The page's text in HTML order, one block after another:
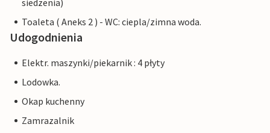
siedzenia)
Toaleta ( Aneks 2 ) - WC: ciepla/zimna woda.
Udogodnienia
Elektr. maszynki/piekarnik : 4 płyty
Lodowka.
Okap kuchenny
Zamrazalnik